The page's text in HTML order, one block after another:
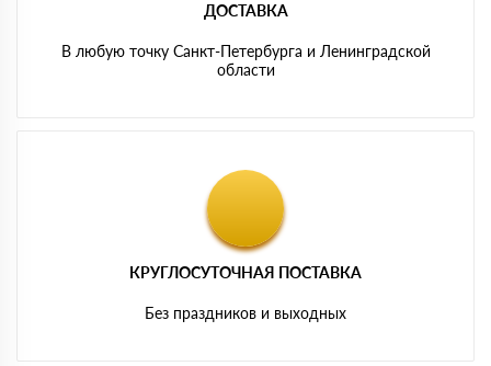
ДОСТАВКА
В любую точку Санкт-Петербурга и Ленинградской
области
КРУГЛОСУТОЧНАЯ ПОСТАВКА
Без праздников и выходных